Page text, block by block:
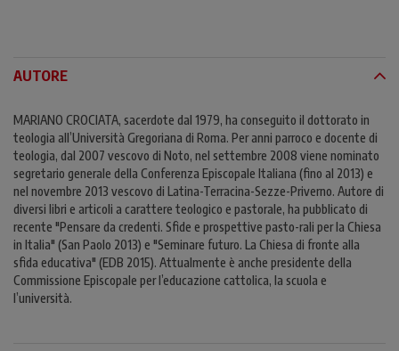
AUTORE
MARIANO CROCIATA, sacerdote dal 1979, ha conseguito il dottorato in
teologia all’Università Gregoriana di Roma. Per anni parroco e docente di
teologia, dal 2007 vescovo di Noto, nel settembre 2008 viene nominato
segretario generale della Conferenza Episcopale Italiana (fino al 2013) e
nel novembre 2013 vescovo di Latina-Terracina-Sezze-Priverno. Autore di
diversi libri e articoli a carattere teologico e pastorale, ha pubblicato di
recente "Pensare da credenti. Sfide e prospettive pasto-rali per la Chiesa
in Italia" (San Paolo 2013) e "Seminare futuro. La Chiesa di fronte alla
sfida educativa" (EDB 2015). Attualmente è anche presidente della
Commissione Episcopale per l’educazione cattolica, la scuola e
l’università.